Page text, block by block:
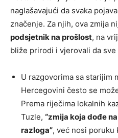
naglašavajući da svaka
značenje. Za njih, ova zmija
podsjetnik na prošlost, na
bliže prirodi i vjerovali da sve
U razgovorima sa starijim
Hercegovini često se
Prema riječima lokalnih
Tuzle, “zmija koja dođe
razloga”, već nosi poruku